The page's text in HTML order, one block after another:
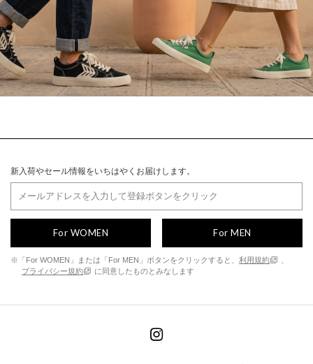
新入荷やセール情報をいちはやくお届けします。
For WOMEN For MEN
※「For WOMEN」または「For MEN」ボタンをクリックすると、 利用規約
プライバシー規約
に同意したものとみなします